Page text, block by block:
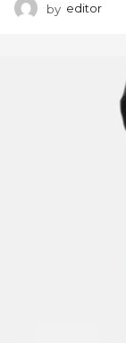
by editor